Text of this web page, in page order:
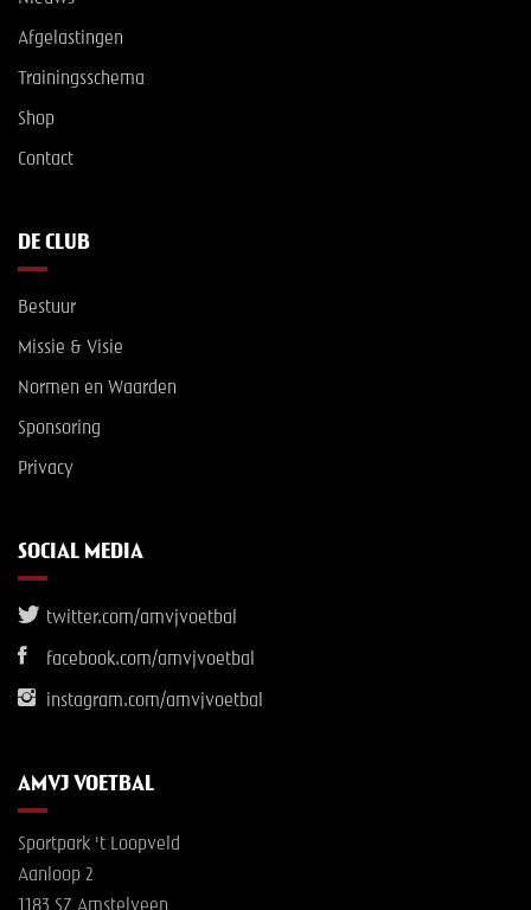
Afgelastingen
Trainingsschema
Shop
Contact
DE CLUB
Bestuur
Missie & Visie
Normen en Waarden
Sponsoring
Privacy
SOCIAL MEDIA
twitter.com/amvjvoetbal
facebook.com/amvjvoetbal
instagram.com/amvjvoetbal
AMVJ VOETBAL
Sportpark 't Loopveld
Aanloop 2